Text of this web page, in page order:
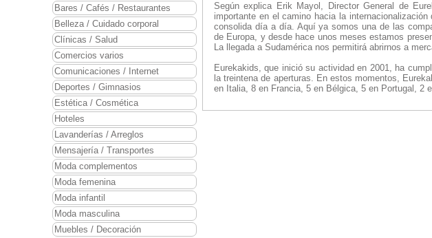
Bares / Cafés / Restaurantes
Belleza / Cuidado corporal
Clínicas / Salud
Comercios varios
Comunicaciones / Internet
Deportes / Gimnasios
Estética / Cosmética
Hoteles
Lavanderías / Arreglos
Mensajería / Transportes
Moda complementos
Moda femenina
Moda infantil
Moda masculina
Muebles / Decoración
Según explica Erik Mayol, Director General de
importante en el camino hacia la
consolida día a día. Aquí ya somos una de las
de Europa, y desde hace unos meses estamos
La llegada a Sudamérica nos permitirá abrirnos a
Eurekakids, que inició su actividad en 2001, ha
la treintena de aperturas. En estos momentos,
en Italia, 8 en Francia, 5 en Bélgica, 5 en Portugal, 2